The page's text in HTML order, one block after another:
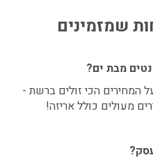
שמזמינים
מבת ים?
המחירים הכי זולים ברשת -
מעולים כולל אריזה!